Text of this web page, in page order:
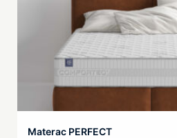
Materac PERFECT